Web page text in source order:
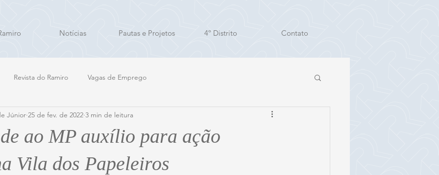
Notícias Pautas e Projetos 4º Distrito Contato
Revista do Ramiro Vagas de Emprego
ao MP auxílio para ação
Vila dos Papeleiros
Júnior 25 de fev. de 2022 3 min de leitura